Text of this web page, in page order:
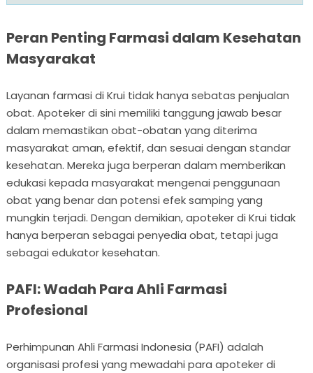
Peran Penting Farmasi dalam Kesehatan
Masyarakat
Layanan farmasi di Krui tidak hanya sebatas penjualan
obat. Apoteker di sini memiliki tanggung jawab besar
dalam memastikan obat-obatan yang diterima
masyarakat aman, efektif, dan sesuai dengan standar
kesehatan. Mereka juga berperan dalam memberikan
edukasi kepada masyarakat mengenai penggunaan
obat yang benar dan potensi efek samping yang
mungkin terjadi. Dengan demikian, apoteker di Krui tidak
hanya berperan sebagai penyedia obat, tetapi juga
sebagai edukator kesehatan.
PAFI: Wadah Para Ahli Farmasi
Profesional
Perhimpunan Ahli Farmasi Indonesia (PAFI) adalah
organisasi profesi yang mewadahi para apoteker di